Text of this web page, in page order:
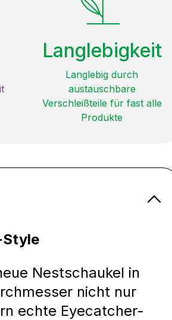
Langlebigkeit
Langlebig durch
austauschbare
Verschleißteile für fast alle
Produkte
Style
Nestschaukel in
nicht nur
echte Eyecatcher-